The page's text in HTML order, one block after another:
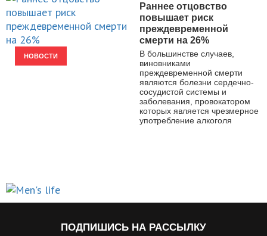
НОВОСТИ
Раннее отцовство
повышает риск
преждевременной
смерти на 26%
В большинстве случаев,
виновниками
преждевременной смерти
являются болезни сердечно-
сосудистой системы и
заболевания, провокатором
которых является чрезмерное
употребление алкоголя
ПОДПИШИСЬ НА РАССЫЛКУ